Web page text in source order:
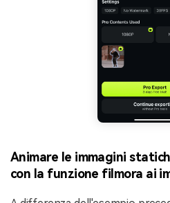
Animare le immagini
con la funzione filmora ai